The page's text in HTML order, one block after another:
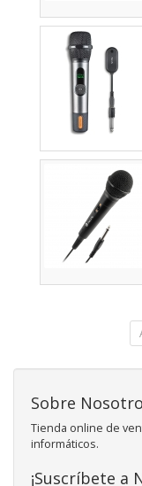
Sobre
Tienda online de
informáticos.
¡Suscríbete a